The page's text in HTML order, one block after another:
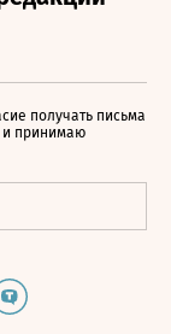
получать письма
и принимаю